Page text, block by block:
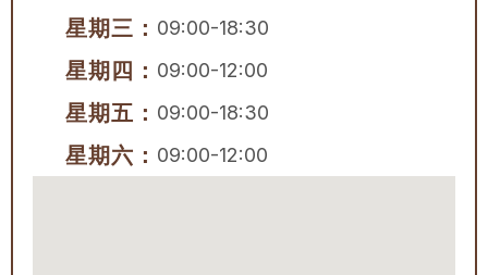
星期三： 09:00-18:30
星期四： 09:00-12:00
星期五： 09:00-18:30
星期六： 09:00-12:00